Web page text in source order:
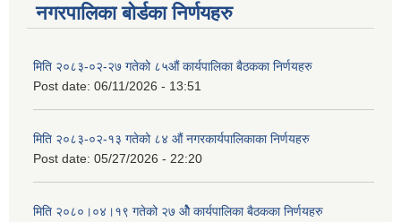
नगरपालिका बोर्डका निर्णयहरु
मिति २०८३-०२-२७ गतेको ८५औं कार्यपालिका बैठकका निर्णयहरु
Post date: 06/11/2026 - 13:51
मिति २०८३-०२-१३ गतेको ८४ औं नगरकार्यपालिकाका निर्णयहरु
Post date: 05/27/2026 - 22:20
मिति २०८०।०४।१९ गतेको २७ ‌‍‌ओेै कार्यपालिका बैठकका निर्णयहरु